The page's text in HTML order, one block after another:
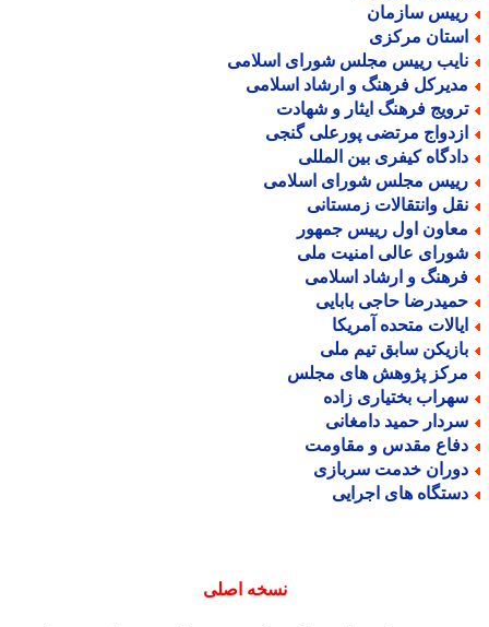
سازمان
مرکزی
رییس مجلس شورای اسلامی
فرهنگ و ارشاد اسلامی
فرهنگ ایثار و شهادت
مرتضی پورعلی گنجی
کیفری بین المللی
مجلس شورای اسلامی
وانتقالات زمستانی
اول رییس جمهور
عالی امنیت ملی
و ارشاد اسلامی
حاجی بابایی
متحده آمریکا
سابق تیم ملی
پژوهش های مجلس
بختیاری زاده
حمید دامغانی
مقدس و مقاومت
خدمت سربازی
های اجرایی
نسخه اصلی